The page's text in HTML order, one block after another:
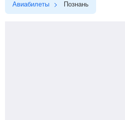
Авиабилеты Познань